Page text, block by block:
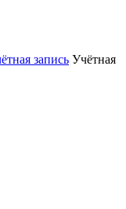
запись Учётная